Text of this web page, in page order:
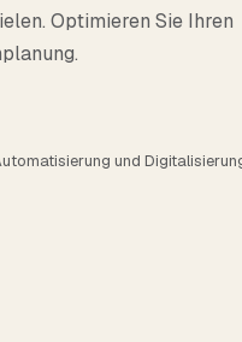
Outlook, nutzen Sie
perfektes Add on.
Optimieren Sie Ihren
und